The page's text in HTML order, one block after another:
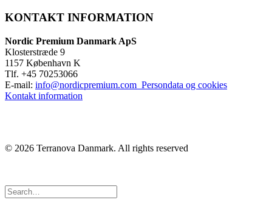
KONTAKT INFORMATION
Nordic Premium Danmark ApS
Klosterstræde 9
1157 København K
Tlf. +45 70253066
E-mail: info@nordicpremium.com Persondata og cookies
Kontakt information
© 2026 Terranova Danmark. All rights reserved